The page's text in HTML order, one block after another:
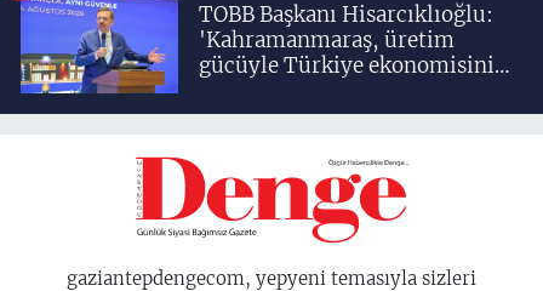
TOBB Başkanı Hisarcıklıoğlu:
'Kahramanmaraş, üretim
gücüyle Türkiye ekonomisinin
birisidir'
gaziantepdengecom, yepyeni temasıyla sizleri